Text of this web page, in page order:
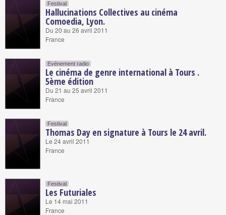
Festival
Hallucinations Collectives au cinéma
Comoedia, Lyon.
Du 20 au 26 avril 2011
France
Evénement radio
Le cinéma de genre international à Tours .
5ème édition
Du 21 au 25 avril 2011
France
Festival
Thomas Day en signature à Tours le 24 avril.
Le 24 avril 2011
France
Festival
Les Futuriales
Le 14 mai 2011
France